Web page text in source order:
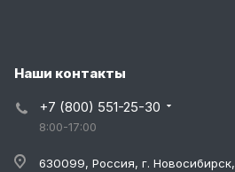
Наши контакты
+7 (800) 551-25-30
8:00-17:00
630099, Россия, г. Новосибирск,